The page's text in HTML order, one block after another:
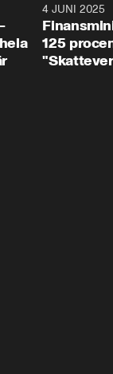
4:294 JUNI 2025
125